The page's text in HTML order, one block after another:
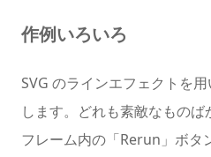
作例いろいろ
SVG のラインエフェクトを
します。どれも素敵なもの
フレーム内の「Rerun」ボタ